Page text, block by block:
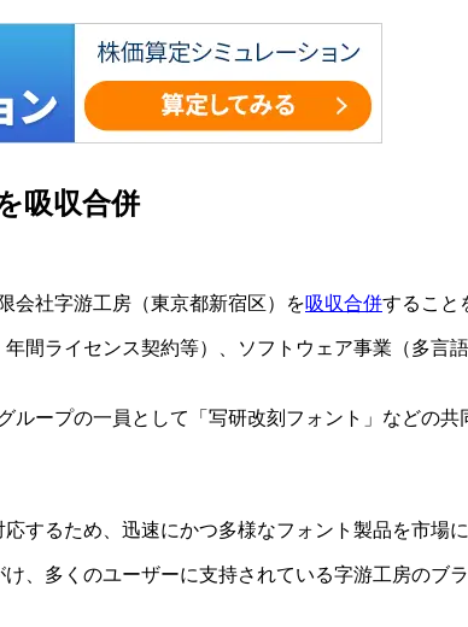
吸収合併
会社字游工房（東京都新宿区）を吸収合併すること
間ライセンス契約等）、ソフトウェア事業（多
ープの一員として「写研改刻フォント」などの共
するため、迅速にかつ多様なフォント製品を市場
、多くのユーザーに支持されている字游工房のブ